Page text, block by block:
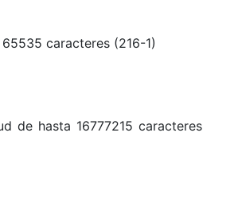
caracteres (216-1)
de hasta 16777215 caracteres